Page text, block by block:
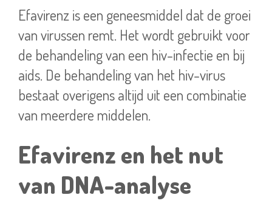
Efavirenz is een geneesmiddel dat de groei
van virussen remt. Het wordt gebruikt voor
de behandeling van een hiv-infectie en bij
aids. De behandeling van het hiv-virus
bestaat overigens altijd uit een combinatie
van meerdere middelen.
Efavirenz en het nut
van DNA-analyse